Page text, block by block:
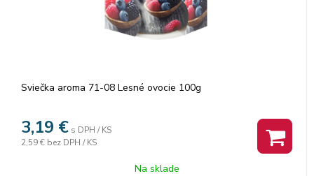
Sviečka aroma 71-08 Lesné ovocie 100g
3,19 € s DPH / KS
2,59 € bez DPH / KS
Na sklade